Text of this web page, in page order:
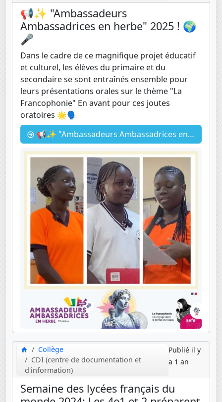
📢✨ "Ambassadeurs
Ambassadrices en herbe" 2025 ! 🌍
🎤
Dans le cadre de ce magnifique projet éducatif
et culturel, les élèves du primaire et du
secondaire se sont entraînés ensemble pour
leurs présentations orales sur le thème "La
Francophonie" En avant pour ces joutes
oratoires 🌟🗣
📢✨ "Ambassadeurs Ambassadrices en herbe" 2025 ! 🌍🎤
Collège
CDI (centre de documentation et
d'information)
Publié il y
a 1 an
Semaine des lycées français du